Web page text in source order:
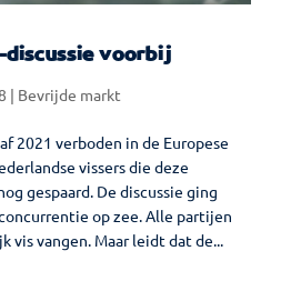
discussie voorbij
| Bevrijde markt
2021 verboden in de Europese
vissers die deze
gespaard. De discussie ging
op zee. Alle partijen
vis vangen. Maar leidt dat de...